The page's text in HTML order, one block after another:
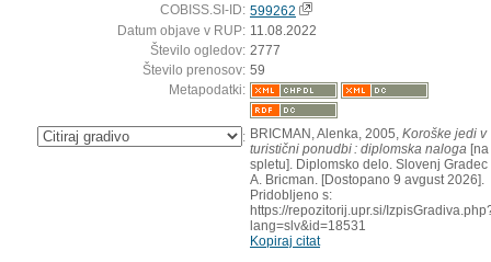
COBISS.SI-ID: 599262
Datum objave v RUP: 11.08.2022
Število ogledov: 2777
Število prenosov: 59
Metapodatki:
: BRICMAN, Alenka, 2005, Koroške jedi v
turistični ponudbi : diplomska naloga [na
spletu]. Diplomsko delo. Slovenj Gradec
A. Bricman. [Dostopano 9 avgust 2026].
Pridobljeno s:
https://repozitorij.upr.si/
lang=slv&id=18531
Kopiraj citat